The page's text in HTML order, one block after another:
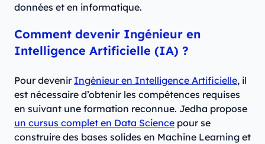
données et en informatique.
Comment devenir Ingénieur en
Intelligence Artificielle (IA) ?
Pour devenir Ingénieur en Intelligence Artificielle, il
est nécessaire d’obtenir les compétences requises
en suivant une formation reconnue. Jedha propose
un cursus complet en Data Science pour se
construire des bases solides en Machine Learning et